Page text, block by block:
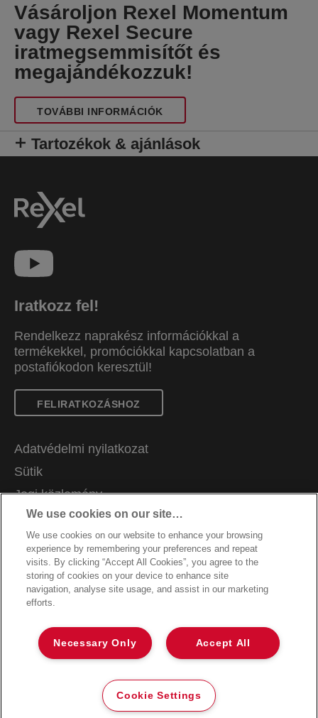
Vásároljon Rexel Momentum
vagy Rexel Secure
iratmegsemmisítőt és
megajándékozzuk!
TOVÁBBI INFORMÁCIÓK
Tartozékok & ajánlások
Iratkozz fel!
Rendelkezz naprakész információkkal a
termékekkel, promóciókkal kapcsolatban a
postafiókodon keresztül!
FELIRATKOZÁSHOZ
Adatvédelmi nyilatkozat
Sütik
Jogi közlemény
Impresszum
Adataim kezelése
Ügyfélszolgálat
Jótállási feltételek
Packaging Recycling Guidance
Megfelelőségi nyilatkozatok
Oldaltérkép
©2026 ACCO Brands
We use cookies on our site…
We use cookies on our website to enhance your browsing
experience by remembering your preferences and repeat
visits. By clicking “Accept All Cookies”, you agree to the
storing of cookies on your device to enhance site
navigation, analyse site usage, and assist in our marketing
efforts.
Accept All
Necessary Only
Cookie Settings